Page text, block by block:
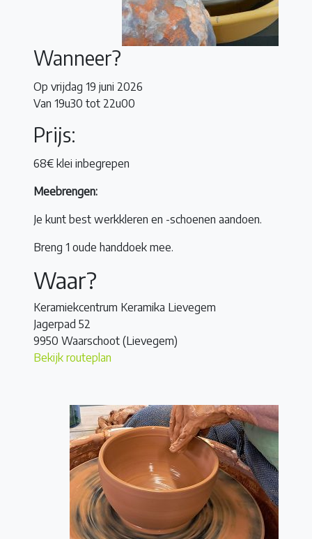
Wanneer?
Op vrijdag 19 juni 2026
Van 19u30 tot 22u00
Prijs:
68€ klei inbegrepen
Meebrengen:
Je kunt best werkkleren en -schoenen aandoen.
Breng 1 oude handdoek mee.
Waar?
Keramiekcentrum Keramika Lievegem
Jagerpad 52
9950 Waarschoot (Lievegem)
Bekijk routeplan